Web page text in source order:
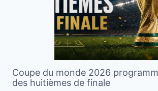
Coupe du monde 2026
des huitièmes de finale